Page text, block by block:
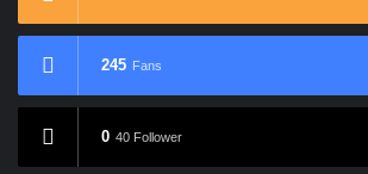
245 Fans
0 40 Follower